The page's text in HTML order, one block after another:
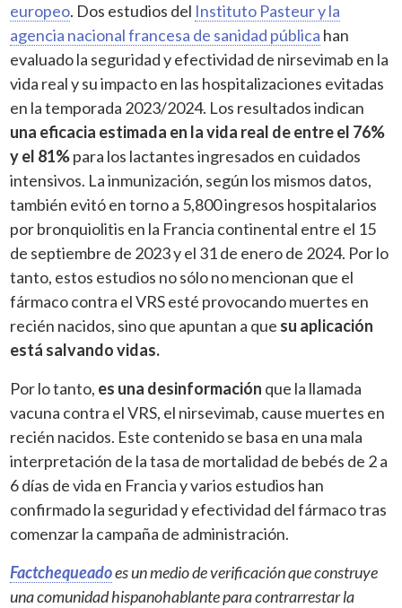
europeo. Dos estudios del Instituto Pasteur y la
agencia nacional francesa de sanidad pública han
evaluado la seguridad y efectividad de nirsevimab en la
vida real y su impacto en las hospitalizaciones evitadas
en la temporada 2023/2024. Los resultados indican
una eficacia estimada en la vida real de entre el 76%
y el 81%para los lactantes ingresados en cuidados
intensivos. La inmunización, según los mismos datos,
también evitó en torno a 5,800 ingresos hospitalarios
por bronquiolitis en la Francia continental entre el 15
de septiembre de 2023 y el 31 de enero de 2024. Por lo
tanto, estos estudios no sólo no mencionan que el
fármaco contra el VRS esté provocando muertes en
recién nacidos, sino que apuntan a que su aplicación
está salvando vidas.
Por lo tanto, es una desinformación que la llamada
vacuna contra el VRS, el nirsevimab, cause muertes en
recién nacidos. Este contenido se basa en una mala
interpretación de la tasa de mortalidad de bebés de 2 a
6 días de vida en Francia y varios estudios han
confirmado la seguridad y efectividad del fármaco tras
comenzar la campaña de administración.
Factchequeadoes un medio de verificación que construye
una comunidad hispanohablante para contrarrestar la